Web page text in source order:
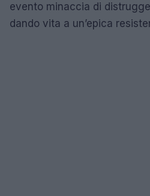
evento minaccia di
dando vita a un’epica